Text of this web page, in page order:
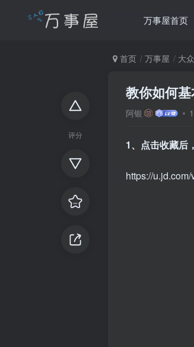
万事屋首页
评分
首页 万事屋 大
教你如何
阿银
1、点击收藏后
https://